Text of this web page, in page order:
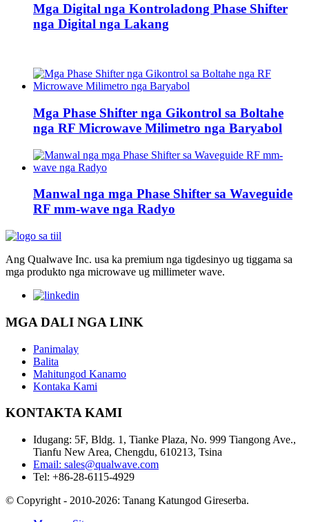
Mga Digital nga Kontroladong Phase Shifter
nga Digital nga Lakang
Mga Phase Shifter nga Gikontrol sa Boltahe
nga RF Microwave Milimetro nga Baryabol
Manwal nga mga Phase Shifter sa Waveguide
RF mm-wave nga Radyo
Ang Qualwave Inc. usa ka premium nga tigdesinyo ug tiggama sa
mga produkto nga microwave ug millimeter wave.
MGA DALI NGA LINK
Panimalay
Balita
Mahitungod Kanamo
Kontaka Kami
KONTAKTA KAMI
Idugang: 5F, Bldg. 1, Tianke Plaza, No. 999 Tiangong Ave.,
Tianfu New Area, Chengdu, 610213, Tsina
Email: sales@qualwave.com
Tel: +86-28-6115-4929
© Copyright - 2010-2026: Tanang Katungod Gireserba.